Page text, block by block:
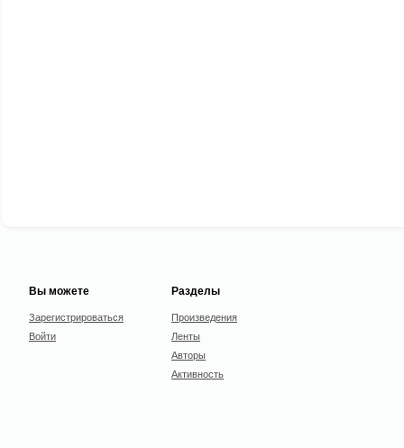
Вы можете
Зарегистрироваться
Войти
Разделы
Произведения
Ленты
Авторы
Активность